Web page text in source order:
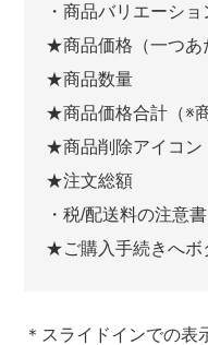
・商品バリエーショ
★商品価格（一つあ
★商品数量
★商品価格合計（※
★商品削除アイコン
★注文総額
・税/配送料の注意書
★ご購入手続きへボ
＊スライドインでの表